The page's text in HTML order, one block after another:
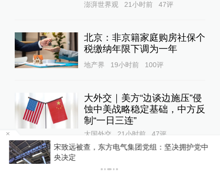
澎湃世界观 21小时前 47评
北京：非京籍家庭购房社保个
税缴纳年限下调为一年
地产界 19小时前 100评
大外交｜美方“边谈边施压”侵
蚀中美战略稳定基础，中方反
制“一日三连”
大国外交 21小时前 47评
女子称丰胸术9个月后确诊乳
宋致远被查，东方电气集团党组：坚决拥护党中
央决定